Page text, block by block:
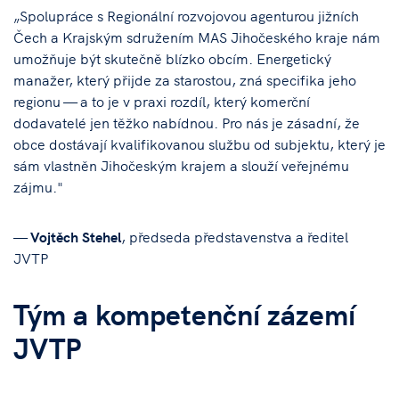
„Spolupráce s Regionální rozvojovou agenturou jižních
Čech a Krajským sdružením MAS Jihočeského kraje nám
umožňuje být skutečně blízko obcím. Energetický
manažer, který přijde za starostou, zná specifika jeho
regionu — a to je v praxi rozdíl, který komerční
dodavatelé jen těžko nabídnou. Pro nás je zásadní, že
obce dostávají kvalifikovanou službu od subjektu, který je
sám vlastněn Jihočeským krajem a slouží veřejnému
zájmu."
—Vojtěch Stehel, předseda představenstva a ředitel
JVTP
Tým a kompetenční zázemí
JVTP